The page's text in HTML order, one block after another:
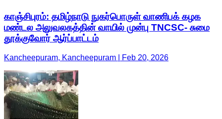
காஞ்சிபுரம்: தமிழ்நாடு நுகர்பொருள் வாணிபக் கழக
மண்டல அலுவலகத்தின் வாயில் முன்பு TNCSC- சுமை
தூக்குவோர் ஆர்ப்பாட்டம்
Kancheepuram, Kancheepuram | Feb 20, 2026